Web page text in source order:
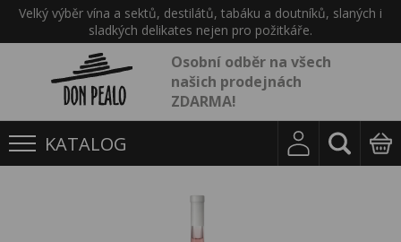
Velký výběr vína a sektů, destilátů, tabáku a doutníků, slaných i
sladkých delikates nejen pro požitkáře.
Osobní odběr na všech
našich prodejnách
ZDARMA!
KATALOG